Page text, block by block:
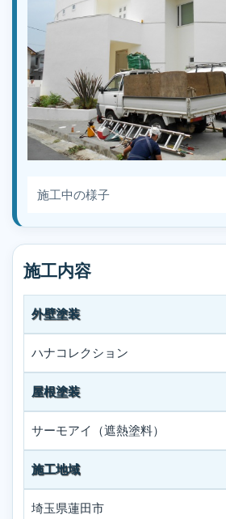
施工中の様子
施工内容
外壁塗装
ハナコレクション
屋根塗装
サーモアイ（遮熱塗料）
施工地域
埼玉県蓮田市